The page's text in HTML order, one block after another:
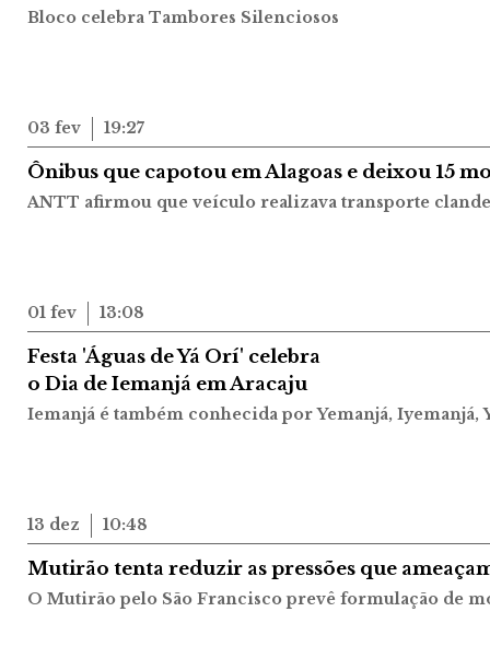
Bloco celebra Tambores Silenciosos
03 fev 19:27
Ônibus que capotou em Alagoas e deixou 15
ANTT afirmou que veículo realizava transporte
01 fev 13:08
Festa 'Águas de Yá Orí' celebra
o Dia de Iemanjá em Aracaju
Iemanjá é também conhecida por Yemanjá, Iyemanjá,
13 dez 10:48
Mutirão tenta reduzir as pressões que
O Mutirão pelo São Francisco prevê formulação de